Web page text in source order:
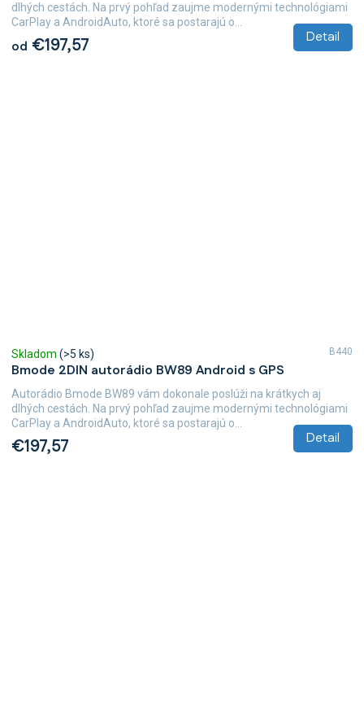
od €197,57 Detail
dlhých cestách. Na prvý pohľad zaujme modernými technológiami
CarPlay a AndroidAuto, ktoré sa postarajú o...
Bmode 2DIN autorádio BW89 Android s GPS
Skladom (>5 ks)
€197,57 Detail
Autorádio Bmode BW89 vám dokonale poslúži na krátkych aj
dlhých cestách. Na prvý pohľad zaujme modernými technológiami
CarPlay a AndroidAuto, ktoré sa postarajú o...
B440